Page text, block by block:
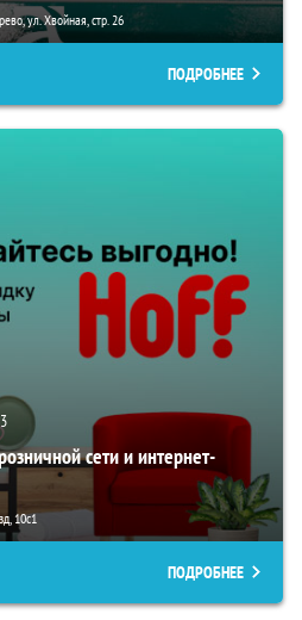
ул. Хвойная, стр. 26
ПОДРОБНЕЕ
сети и интернет-
10с1
ПОДРОБНЕЕ